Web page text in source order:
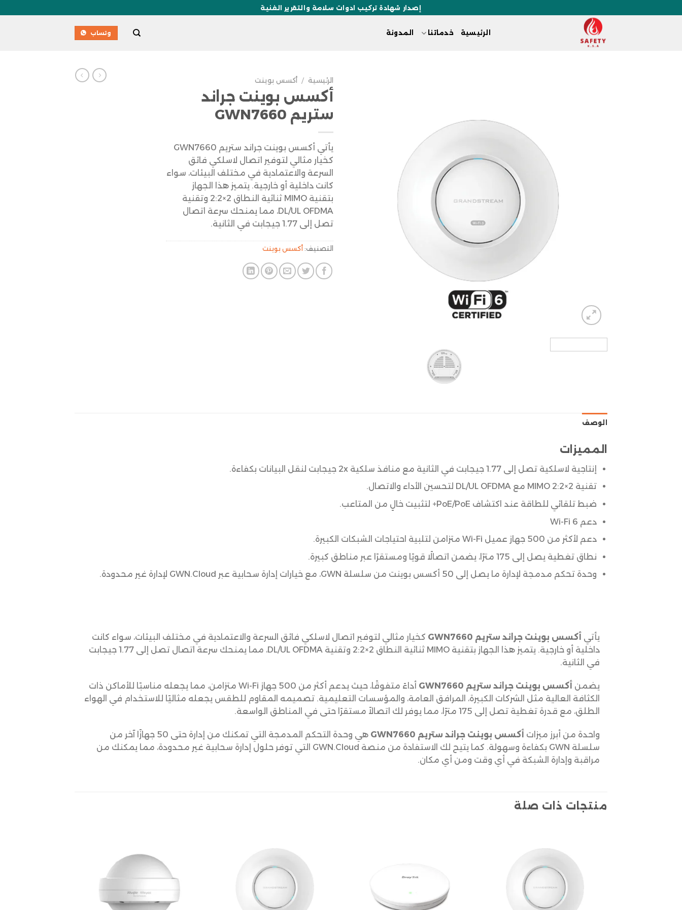
إصدار شهادة تركيب ادوات سلامة والتقرير الفنية
الرئيسية خدماتنا المدونة وتساب
الرئيسية / أكسس بوينت
أكسس بوينت جراند
ستريم GWN7660
يأتي أكسس بوينت جراند ستريم GWN7660
كخيار مثالي لتوفير اتصال لاسلكي فائق
السرعة والاعتمادية في مختلف البيئات، سواء
كانت داخلية أو خارجية. يتميز هذا الجهاز
بتقنية MIMO ثنائية النطاق 2×2:2 وتقنية
DL/UL OFDMA، مما يمنحك سرعة اتصال
تصل إلى 1.77 جيجابت في الثانية.
التصنيف: أكسس بوينت
الوصف
المميزات
إنتاجية لاسلكية تصل إلى 1.77 جيجابت في الثانية مع منافذ سلكية 2x جيجابت لنقل البيانات بكفاءة.
تقنية 2×2:2 MIMO مع DL/UL OFDMA لتحسين الأداء والاتصال.
ضبط تلقائي للطاقة عند اكتشاف PoE/PoE+ لتثبيت خالٍ من المتاعب.
دعم Wi-Fi 6
دعم لأكثر من 500 جهاز عميل Wi-Fi متزامن لتلبية احتياجات الشبكات الكبيرة.
نطاق تغطية يصل إلى 175 مترًا، يضمن اتصالًا قويًا ومستقرًا عبر مناطق كبيرة.
وحدة تحكم مدمجة لإدارة ما يصل إلى 50 أكسس بوينت من سلسلة GWN، مع خيارات إدارة سحابية عبر GWN.Cloud لإدارة غير محدودة.
يأتي أكسس بوينت جراند ستريم GWN7660
كخيار مثالي لتوفير اتصال لاسلكي فائق السرعة والاعتمادية في مختلف البيئات، سواء كانت
داخلية أو خارجية. يتميز هذا الجهاز بتقنية MIMO ثنائية النطاق 2×2:2 وتقنية DL/UL OFDMA، مما يمنحك سرعة اتصال تصل إلى 1.77 جيجابت
في الثانية.
يضمن أكسس بوينت جراند ستريم GWN7660
أداءً متفوقًا، حيث يدعم أكثر من 500 جهاز Wi-Fi متزامن، مما يجعله مناسبًا للأماكن ذات
الكثافة العالية مثل الشركات الكبيرة، المرافق العامة، والمؤسسات التعليمية. تصميمه المقاوم للطقس يجعله مثاليًا للاستخدام في الهواء
الطلق، مع قدرة تغطية تصل إلى 175 مترًا، مما يوفر لك اتصالاً مستقرًا حتى في المناطق الواسعة.
واحدة من أبرز ميزات أكسس بوينت جراند ستريم GWN7660
هي وحدة التحكم المدمجة التي تمكنك من إدارة حتى 50 جهازًا آخر من
سلسلة GWN بكفاءة وسهولة. كما يتيح لك الاستفادة من منصة GWN.Cloud التي توفر حلول إدارة سحابية غير محدودة، مما يمكنك من
مراقبة وإدارة الشبكة في أي وقت ومن أي مكان.
منتجات ذات صلة